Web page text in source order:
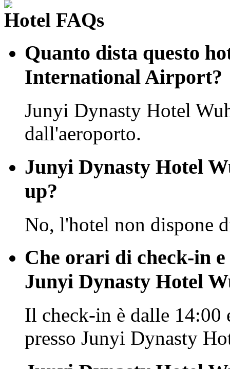
Hotel FAQs
Quanto dista questo
International Airport?
Junyi Dynasty Hotel
dall'aeroporto.
Junyi Dynasty Hotel
up?
No, l'hotel non dispone
Che orari di check-in
Junyi Dynasty Hotel
Il check-in è dalle
presso Junyi Dynasty